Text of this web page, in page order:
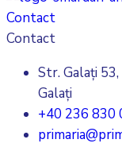
Contact
Contact
Str. Galați 53,
Galați
+40 236 830